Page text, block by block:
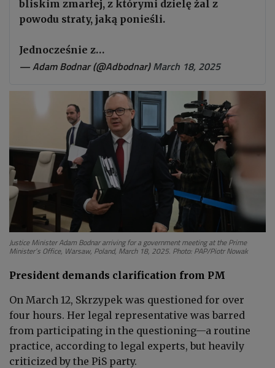
bliskim zmarłej, z którymi dzielę żal z
powodu straty, jaką ponieśli.
Jednocześnie z…
— Adam Bodnar (@Adbodnar)March 18, 2025
Justice Minister Adam Bodnar arriving for a government meeting at the Prime
Minister’s Office, Warsaw, Poland, March 18, 2025. Photo: PAP/Piotr Nowak
President demands clarification from PM
On March 12, Skrzypek was questioned for over
four hours. Her legal representative was barred
from participating in the questioning—a routine
practice, according to legal experts, but heavily
criticized by the PiS party.